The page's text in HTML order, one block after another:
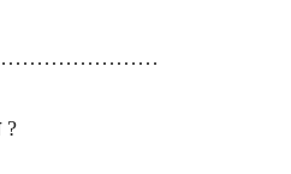
?